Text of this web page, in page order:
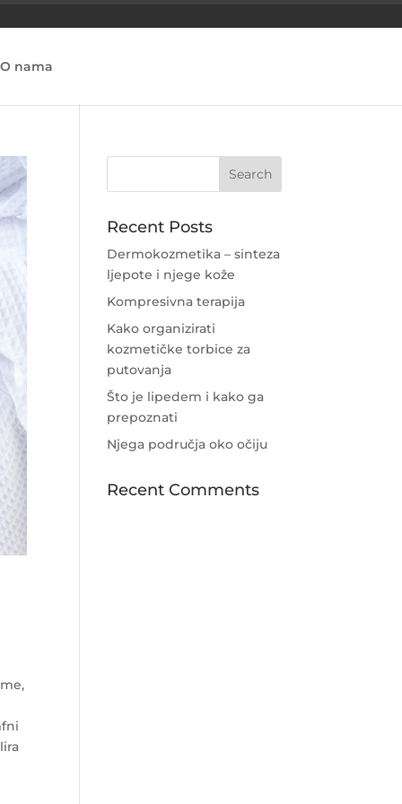
O nama
Recent Posts
Dermokozmetika – sinteza
ljepote i njege kože
Kompresivna terapija
Kako organizirati
kozmetičke torbice za
putovanja
Što je lipedem i kako ga
prepoznati
Njega područja oko očiju
Recent Comments